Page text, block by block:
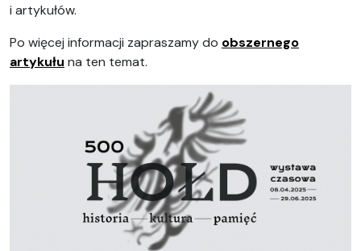
i artykułów.
Po więcej informacji zapraszamy do obszernego
artykułu na ten temat.